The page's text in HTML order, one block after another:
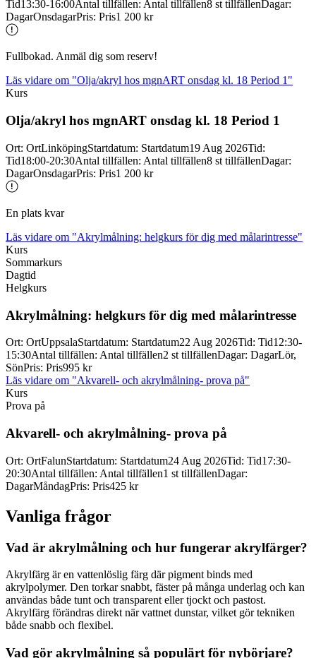
Tid13:30-16:00Antal tillfällen: Antal tillfällen8 st tillfällenDagar:
DagarOnsdagarPris: Pris1 200 kr
Fullbokad. Anmäl dig som reserv!
Läs vidare om "Olja/akryl hos mgnART onsdag kl. 18 Period 1"
Kurs
Olja/akryl hos mgnART onsdag kl. 18 Period 1
Ort: OrtLinköpingStartdatum: Startdatum19 Aug 2026Tid:
Tid18:00-20:30Antal tillfällen: Antal tillfällen8 st tillfällenDagar:
DagarOnsdagarPris: Pris1 200 kr
En plats kvar
Läs vidare om "Akrylmålning: helgkurs för dig med målarintresse"
Kurs
Sommarkurs
Dagtid
Helgkurs
Akrylmålning: helgkurs för dig med målarintresse
Ort: OrtUppsalaStartdatum: Startdatum22 Aug 2026Tid: Tid12:30-
15:30Antal tillfällen: Antal tillfällen2 st tillfällenDagar: DagarLör,
SönPris: Pris995 kr
Läs vidare om "Akvarell- och akrylmålning- prova på"
Kurs
Prova på
Akvarell- och akrylmålning- prova på
Ort: OrtFalunStartdatum: Startdatum24 Aug 2026Tid: Tid17:30-
20:30Antal tillfällen: Antal tillfällen1 st tillfällenDagar:
DagarMåndagPris: Pris425 kr
Vanliga frågor
Vad är akrylmålning och hur fungerar akrylfärger?
Akrylfärg är en vattenlöslig färg där pigment binds med
akrylpolymer. Den torkar snabbt, fäster på många underlag och kan
användas både tunt och transparent eller tjockt och pastost.
Akrylfärg förändras direkt när vattnet dunstar, vilket gör tekniken
både snabb och flexibel.
Vad gör akrylmålning så populärt för nybörjare?